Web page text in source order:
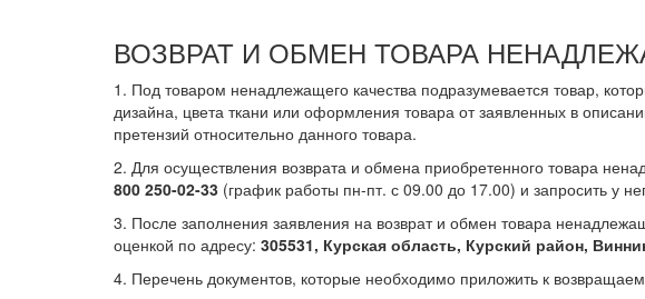
ВОЗВРАТ И ОБМЕН ТОВАРА
1. Под товаром ненадлежащего качества подразумевается товар,
дизайна, цвета ткани или оформления товара от заявленных в
претензий относительно данного товара.
2. Для осуществления возврата и обмена приобретенного товара
800 250-02-33 (график работы пн-пт. с 09.00 до 17.00) и запросить у
3. После заполнения заявления на возврат и обмен товара
оценкой по адресу: 305531, Курская область, Курский район,
4. Перечень документов, которые необходимо приложить к